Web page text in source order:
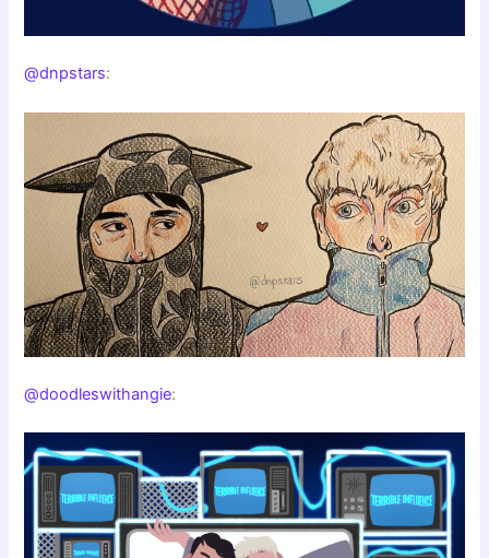
@dnpstars:
@doodleswithangie: